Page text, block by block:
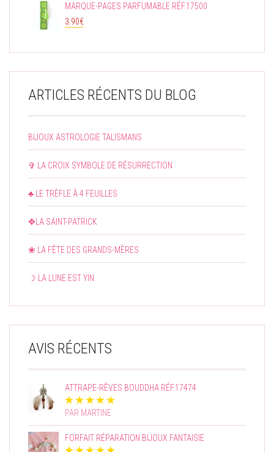
MARQUE-PAGES PARFUMABLE RÉF.17500
3.90€
ARTICLES RÉCENTS DU BLOG
BIJOUX ASTROLOGIE TALISMANS
✞ LA CROIX SYMBOLE DE RÉSURRECTION
♣ LE TRÈFLE À 4 FEUILLES
✥LA SAINT-PATRICK
❀ LA FÊTE DES GRANDS-MÈRES
☽ LA LUNE EST YIN
AVIS RÉCENTS
ATTRAPE-RÊVES BOUDDHA RÉF.17474
PAR MARTINE
FORFAIT RÉPARATION BIJOUX FANTAISIE